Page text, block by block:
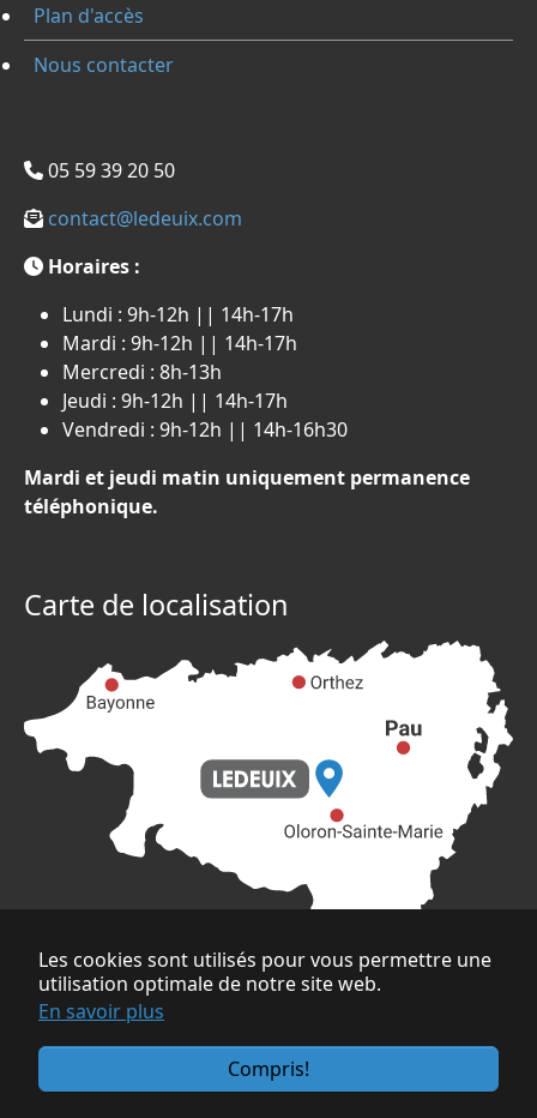
Les cookies sont utilisés pour vous permettre une
utilisation optimale de notre site web.
En savoir plus
Compris!
Plan d'accès
Nous contacter
05 59 39 20 50
contact@ledeuix.com
Horaires :
Lundi : 9h-12h || 14h-17h
Mardi : 9h-12h || 14h-17h
Mercredi : 8h-13h
Jeudi : 9h-12h || 14h-17h
Vendredi : 9h-12h || 14h-16h30
Mardi et jeudi matin uniquement permanence
téléphonique.
Carte de localisation
Copyright © 2025 Site officiel de la commune de
Ledeuix. Tous droits réservés. Réalisé par l'